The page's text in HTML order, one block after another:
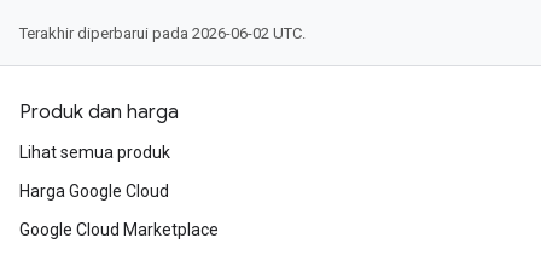
Terakhir diperbarui pada 2026-06-02 UTC.
Produk dan harga
Lihat semua produk
Harga Google Cloud
Google Cloud Marketplace